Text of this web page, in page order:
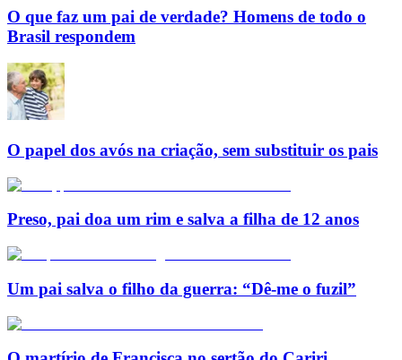
O que faz um pai de verdade? Homens de todo o
Brasil respondem
O papel dos avós na criação, sem substituir os pais
Preso, pai doa um rim e salva a filha de 12 anos
Um pai salva o filho da guerra: “Dê-me o fuzil”